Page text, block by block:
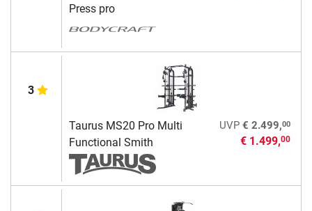
Press pro
3
Taurus MS20 Pro Multi
Functional Smith
UVP € 2.499,00
€ 1.499,00